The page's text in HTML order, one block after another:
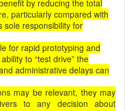
by reducing the total
particularly compared with
sole responsibility for
for rapid prototyping and
to “test drive” the
administrative delays can
may be relevant, they may
to any decision about